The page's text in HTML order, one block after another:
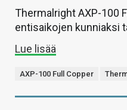
Thermalright AXP-100
entisaikojen kunniaksi
Lue lisää
AXP-100 Full Copper